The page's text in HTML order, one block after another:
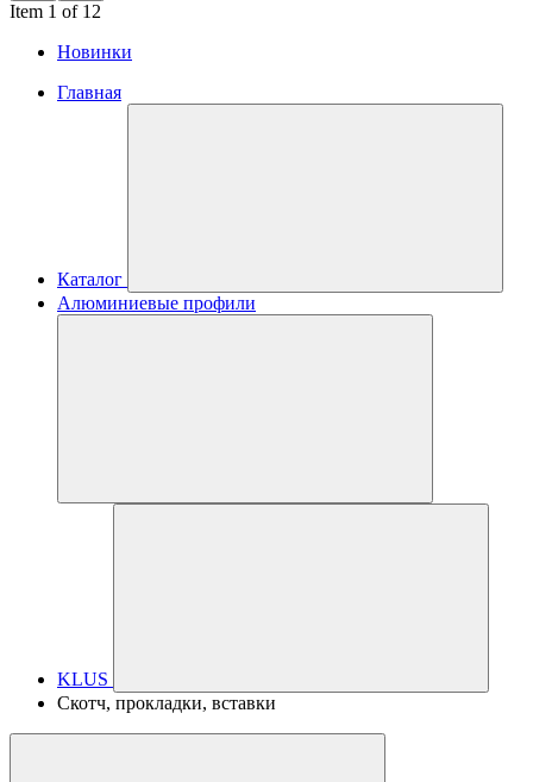
Item 1 of 12
Новинки
Главная
Каталог
Алюминиевые профили
KLUS
Скотч, прокладки, вставки